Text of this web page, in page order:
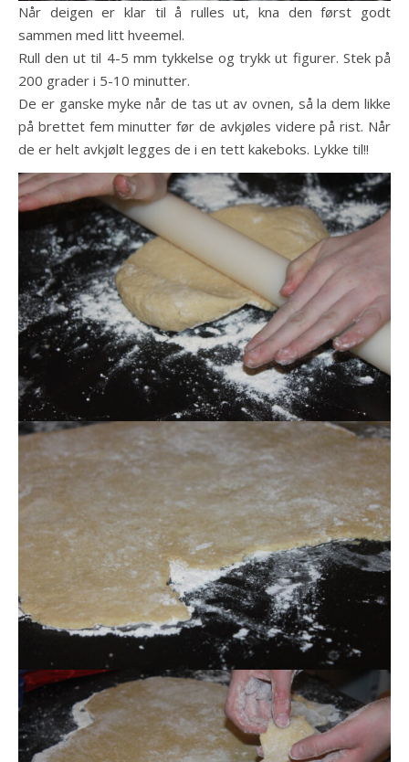
Når deigen er klar til å rulles ut, kna den først godt
sammen med litt hveemel.
Rull den ut til 4-5 mm tykkelse og trykk ut figurer. Stek på
200 grader i 5-10 minutter.
De er ganske myke når de tas ut av ovnen, så la dem likke
på brettet fem minutter før de avkjøles videre på rist. Når
de er helt avkjølt legges de i en tett kakeboks. Lykke til!!